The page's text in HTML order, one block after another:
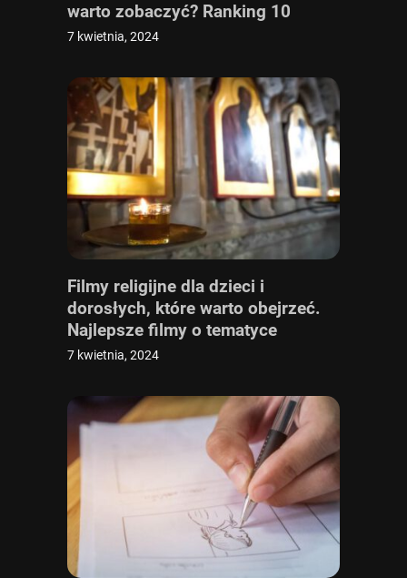
warto zobaczyć? Ranking 10
najlepszych [TOP 10]
7 kwietnia, 2024
Filmy religijne dla dzieci i
dorosłych, które warto obejrzeć.
Najlepsze filmy o tematyce
religijnej i chrześcijańskiej
7 kwietnia, 2024